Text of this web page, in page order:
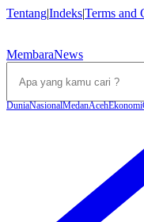
Tentang|Indeks|Terms and
MembaraNews
DuniaNasionalMedanAcehEkonomi